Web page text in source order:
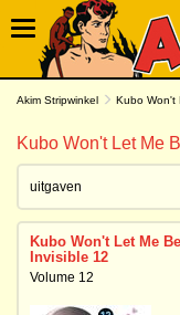
Akim Stripwinkel Kubo Won't
Kubo Won't Let Me
uitgaven
Kubo Won't Let Me Be
Invisible 12
Volume 12